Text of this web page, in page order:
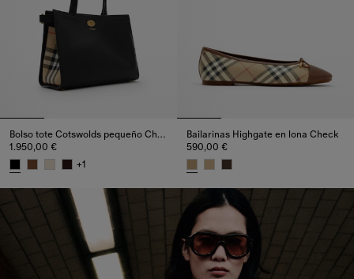
Bolso tote Cotswolds pequeño Check
1.950,00 €
+1
Bailarinas Highgate en lona Check
590,00 €